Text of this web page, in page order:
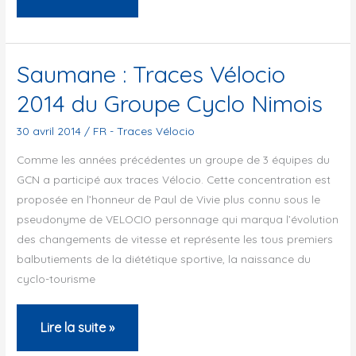
:
Traces
2014
Saumane : Traces Vélocio
2014 du Groupe Cyclo Nimois
30 avril 2014 / FR - Traces Vélocio
Comme les années précédentes un groupe de 3 équipes du
GCN a participé aux traces Vélocio. Cette concentration est
proposée en l’honneur de Paul de Vivie plus connu sous le
pseudonyme de VELOCIO personnage qui marqua l’évolution
des changements de vitesse et représente les tous premiers
balbutiements de la diététique sportive, la naissance du
cyclo-tourisme
Saumane
:
Lire la suite »